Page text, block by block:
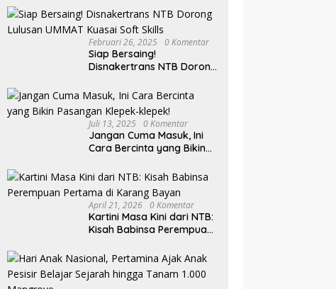
Pulang Kampung
Februari 26, 2025 0 Komentar
Siap Bersaing!
Disnakertrans NTB Dorong
Soft Skills
Juli 13, 2025 0 Komentar
Jangan Cuma Masuk, Ini
Cara Bercinta yang Bikin
April 21, 2026 0 Komentar
Kartini Masa Kini dari NTB:
Kisah Babinsa Perempuan